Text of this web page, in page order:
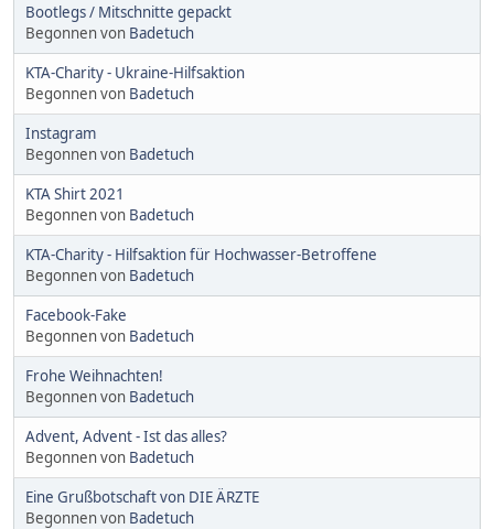
Bootlegs / Mitschnitte gepackt
Begonnen von Badetuch
KTA-Charity - Ukraine-Hilfsaktion
Begonnen von Badetuch
Instagram
Begonnen von Badetuch
KTA Shirt 2021
Begonnen von Badetuch
KTA-Charity - Hilfsaktion für Hochwasser-Betroffene
Begonnen von Badetuch
Facebook-Fake
Begonnen von Badetuch
Frohe Weihnachten!
Begonnen von Badetuch
Advent, Advent - Ist das alles?
Begonnen von Badetuch
Eine Grußbotschaft von DIE ÄRZTE
Begonnen von Badetuch